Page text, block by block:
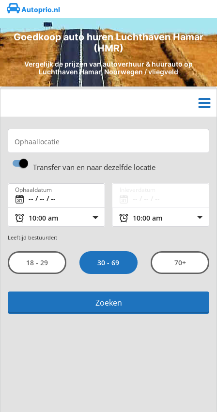
Autoprio.nl
Goedkoop auto huren Luchthaven Hamar
(HMR)
Vergelijk de prijzen van autoverhuur & huurauto op
Luchthaven Hamar, Noorwegen / vliegveld
Ophaallocatie
Transfer van en naar dezelfde locatie
Ophaaldatum
Leeftijd bestuurder:
18 - 29 30 - 69 70+
Zoeken